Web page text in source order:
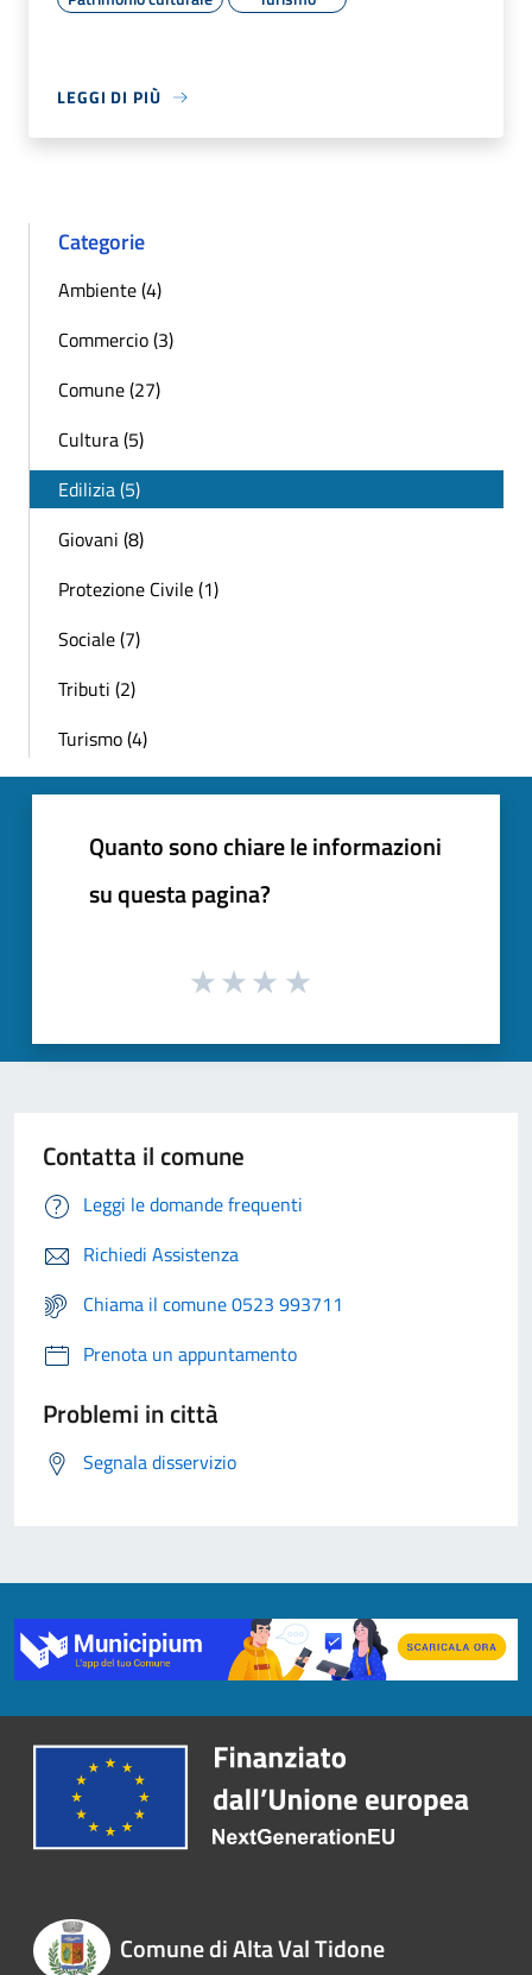
LEGGI DI PIÙ
Categorie
Ambiente (4)
Commercio (3)
Comune (27)
Cultura (5)
Edilizia (5)
Giovani (8)
Protezione Civile (1)
Sociale (7)
Tributi (2)
Turismo (4)
Quanto sono chiare le informazioni
su questa pagina?
Contatta il comune
Leggi le domande frequenti
Richiedi Assistenza
Chiama il comune 0523 993711
Prenota un appuntamento
Problemi in città
Segnala disservizio
Comune di Alta Val Tidone